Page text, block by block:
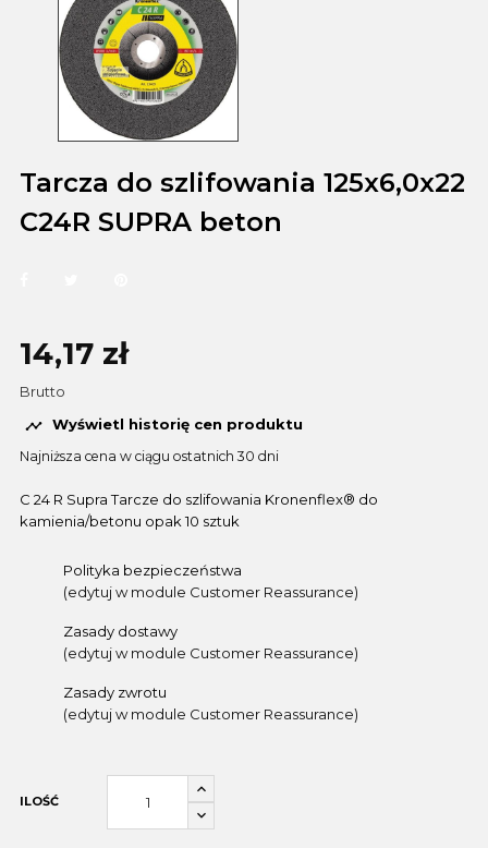
Tarcza do szlifowania 125x6,0x22
C24R SUPRA beton
14,17 zł
Brutto
 Wyświetl historię cen produktu
Najniższa cena w ciągu ostatnich 30 dni
C 24 R Supra Tarcze do szlifowania Kronenflex® do
kamienia/betonu opak 10 sztuk
Polityka bezpieczeństwa
(edytuj w module Customer Reassurance)
Zasady dostawy
(edytuj w module Customer Reassurance)
Zasady zwrotu
(edytuj w module Customer Reassurance)
ILOŚĆ